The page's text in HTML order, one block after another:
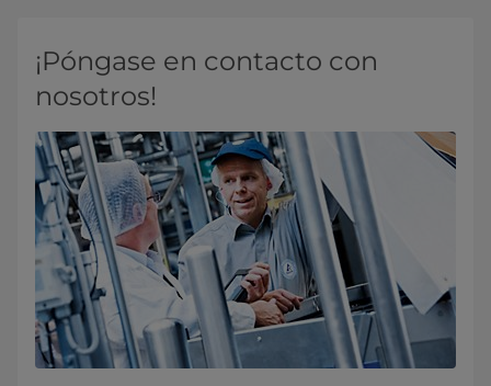
¡Póngase en contacto con
nosotros!